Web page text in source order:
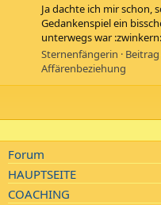
Ja dachte ich mir schon,
Gedankenspiel ein
unterwegs war :zwinkern:
Sternenfängerin
Affärenbeziehung
Forum
HAUPTSEITE
COACHING